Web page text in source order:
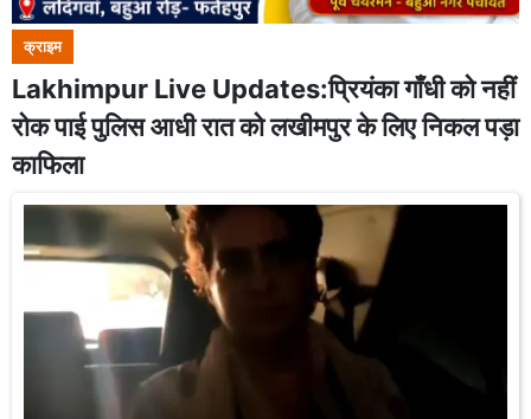
क्राइम
Lakhimpur Live Updates:प्रियंका गाँधी को नहीं
रोक पाई पुलिस आधी रात को लखीमपुर के लिए निकल पड़ा
काफिला